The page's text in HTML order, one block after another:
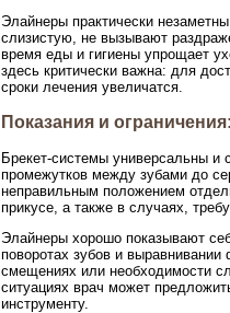
Элайнеры практически
слизистую, не вызывают
время еды и гигиены упрощает
здесь критически важна: для
сроки лечения увеличатся.
Показания и
Брекет-системы универсальны и
промежутков между зубами до
неправильным положением
прикусе, а также в случаях,
Элайнеры хорошо показывают
поворотах зубов и
смещениях или необходимости
ситуациях врач может
инструменту.